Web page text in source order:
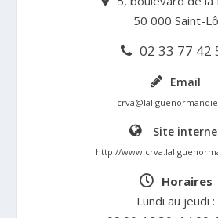
50 000 Saint-Lô
02 33 77 42
Email
Site
http://
Horaires
Lundi au jeudi :